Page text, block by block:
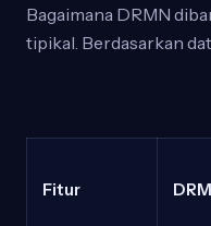
Bagaimana DRMN
tipikal. Berdasarkan
Fitur